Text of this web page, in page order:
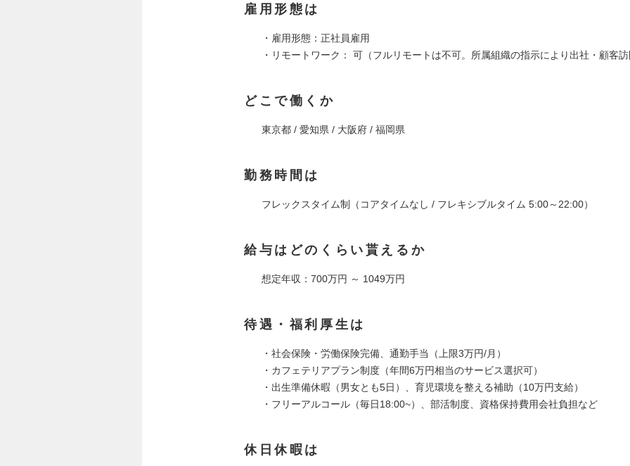
雇用形態は
・雇用形態：正社員雇用
・リモートワーク： 可（フルリモートは不可。所属組織の指示により出社・顧客
どこで働くか
東京都 / 愛知県 / 大阪府 / 福岡県
勤務時間は
フレックスタイム制（コアタイムなし / フレキシブルタイム 5:00～22:00）
給与はどのくらい貰えるか
想定年収：700万円 ～ 1049万円
待遇・福利厚生は
・社会保険・労働保険完備、通勤手当（上限3万円/月）
・カフェテリアプラン制度（年間6万円相当のサービス選択可）
・出生準備休暇（男女とも5日）、育児環境を整える補助（10万円支給）
・フリーアルコール（毎日18:00~）、部活制度、資格保持費用会社負担など
休日休暇は